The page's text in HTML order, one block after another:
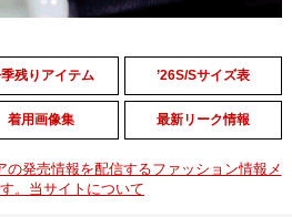
残りアイテム ’26S/Sサイズ表
着用画像集 最新リーク情報
発売情報を配信するファッション情報メ
。当サイトについて